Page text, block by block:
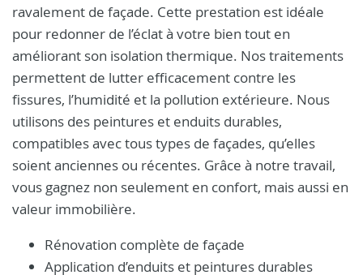
ravalement de façade. Cette prestation est idéale
pour redonner de l’éclat à votre bien tout en
améliorant son isolation thermique. Nos traitements
permettent de lutter efficacement contre les
fissures, l’humidité et la pollution extérieure. Nous
utilisons des peintures et enduits durables,
compatibles avec tous types de façades, qu’elles
soient anciennes ou récentes. Grâce à notre travail,
vous gagnez non seulement en confort, mais aussi en
valeur immobilière.
Rénovation complète de façade
Application d’enduits et peintures durables